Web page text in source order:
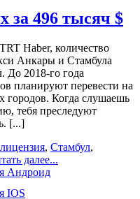
за 496 тысяч $
Haber, количество
Анкары и Стамбула
До 2018-го года
планируют перевести на
городов. Когда слушаешь
тебя преследуют
[...]
лицензия, Стамбул,
далее...